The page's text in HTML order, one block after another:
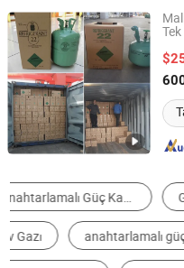
Zhejiang NOF Chemical
Zhejiang, China
Gaz Gaz
Hidrokarbon ve Türevleri